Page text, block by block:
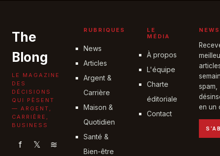
The
Blong
LE MAGAZINE
DES
DÉCISIONS
QUI PÈSENT
— ARGENT,
CARRIÈRE,
BUSINESS
f 𝕏 ≋
RUBRIQUES
News
Articles
Argent &
Carrière
Maison &
Quotidien
Santé &
Bien-être
LE
MÉDIA
À propos
L'équipe
Charte
éditoriale
Contact
spam,
en un